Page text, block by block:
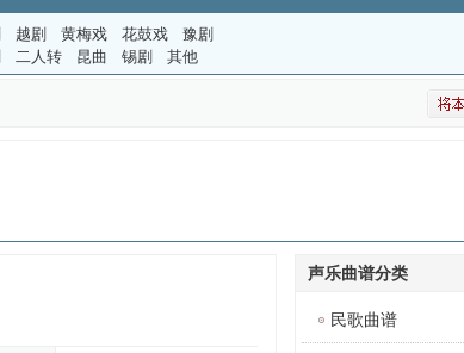
越剧 黄梅戏 花鼓戏
豫剧
二人转 昆曲 锡剧 其他
声乐曲谱分类
民歌曲谱